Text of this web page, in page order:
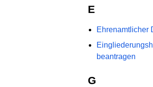
E
Ehrenamtlicher
beantragen
G